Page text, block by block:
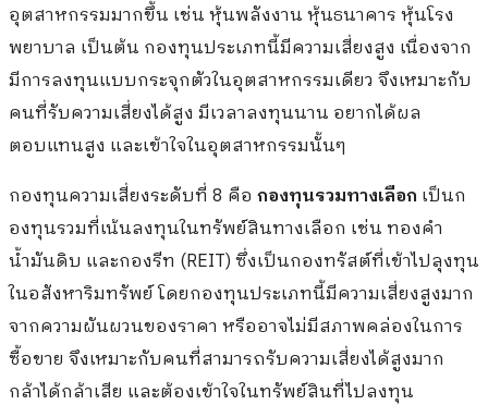
อุตสาหกรรมมากขึ้น เช่น หุ้นพลังงาน หุ้นธนาคาร หุ้นโรง
พยาบาล เป็นต้น กองทุนประเภทนี้มีความเสี่ยงสูง เนื่องจาก
มีการลงทุนแบบกระจุกตัวในอุตสาหกรรมเดียว จึงเหมาะกับ
คนที่รับความเสี่ยงได้สูง มีเวลาลงทุนนาน อยากได้ผล
ตอบแทนสูง และเข้าใจในอุตสาหกรรมนั้นๆ
กองทุนความเสี่ยงระดับที่ 8 คือ กองทุนรวมทางเลือก เป็นก
องทุนรวมที่เน้นลงทุนในทรัพย์สินทางเลือก เช่น ทองคำ
น้ำมันดิบ และกองรีท (REIT) ซึ่งเป็นกองทรัสต์ที่เข้าไปลุงทุน
ในอสังหาริมทรัพย์ โดยกองทุนประเภทนี้มีความเสี่ยงสูงมาก
จากความผันผวนของราคา หรืออาจไม่มีสภาพคล่องในการ
ซื้อขาย จึงเหมาะกับคนที่สามารถรับความเสี่ยงได้สูงมาก
กล้าได้กล้าเสีย และต้องเข้าใจในทรัพย์สินที่ไปลงทุน